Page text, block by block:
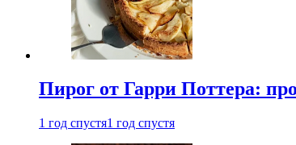
Пирог от Гарри Поттера:
1 год спустя1 год спустя